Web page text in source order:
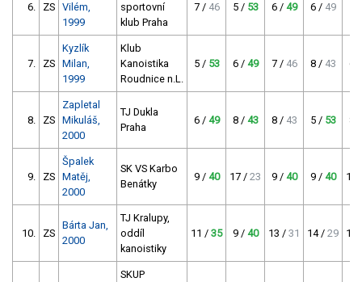
6. ZS Vilém,
1999
sportovní
klub Praha
7 / 46 5 / 53 6 / 49 6 / 49
7. ZS
Kyzlík
Milan,
1999
Klub
Kanoistika
Roudnice n.L.
5 / 53 6 / 49 7 / 46 8 / 43 6
8. ZS
Zapletal
Mikuláš,
2000
TJ Dukla
Praha
6 / 49 8 / 43 8 / 43 5 / 53 8
9. ZS
Špalek
Matěj,
2000
SK VS Karbo
Benátky
9 / 40 17 / 23 9 / 40 9 / 40 15
10. ZS
Bárta Jan,
2000
TJ Kralupy,
oddíl
kanoistiky
11 / 35 9 / 40 13 / 31 14 / 29 10
SKUP